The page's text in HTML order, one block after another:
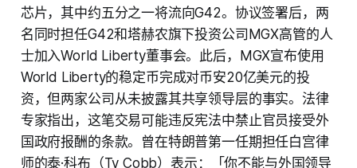
芯片，其中约五分之一将流向G42。协议签署后，两
名同时担任G42和塔赫农旗下投资公司MGX高管的人
士加入World Liberty董事会。此后，MGX宣布使用
World Liberty的稳定币完成对币安20亿美元的投
资，但两家公司从未披露其共享领导层的事实。法律
专家指出，这笔交易可能违反宪法中禁止官员接受外
国政府报酬的条款。曾在特朗普第一任期担任白宫律
师的泰·科布（Ty Cobb）表示：「你不能与外国领导